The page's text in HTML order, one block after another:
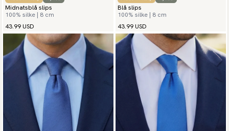
Midnatsblå slips
100% silke | 8 cm
43.99 USD
Blå slips
100% silke | 8 cm
43.99 USD